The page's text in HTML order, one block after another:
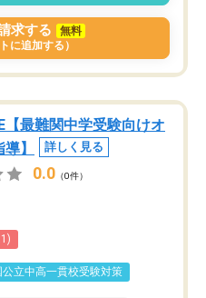
求する
無料
に追加する）
【最難関中学受験向けオ
】
詳しく見る
0.0 （0件）
公立中高一貫校受験対策